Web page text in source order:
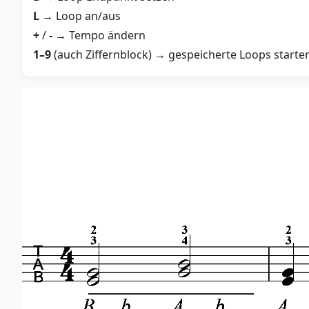
L → Loop an/aus
+/- → Tempo ändern
1–9(auch Ziffernblock) → gespeicherte Loops